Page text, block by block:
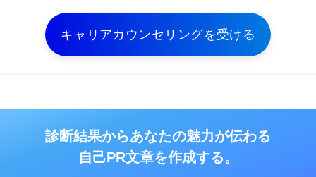
キャリアカウンセリングを受ける
診断結果からあなたの魅力が伝わる
自己PR文章を作成する。